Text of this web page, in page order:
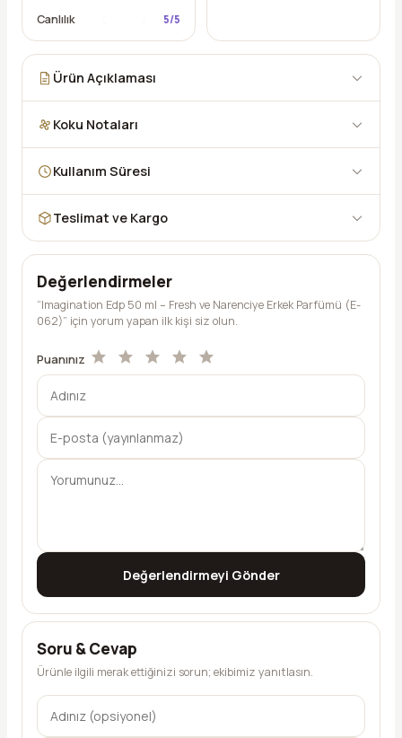
Canlılık 5/5
Ürün Açıklaması
Koku Notaları
Kullanım Süresi
Teslimat ve Kargo
Değerlendirmeler
“Imagination Edp 50 ml – Fresh ve Narenciye Erkek Parfümü (E-
062)” için yorum yapan ilk kişi siz olun.
Puanınız
Değerlendirmeyi Gönder
Soru & Cevap
Ürünle ilgili merak ettiğinizi sorun; ekibimiz yanıtlasın.